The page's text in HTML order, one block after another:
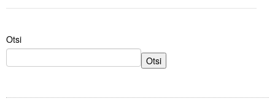
Otsi
Otsi